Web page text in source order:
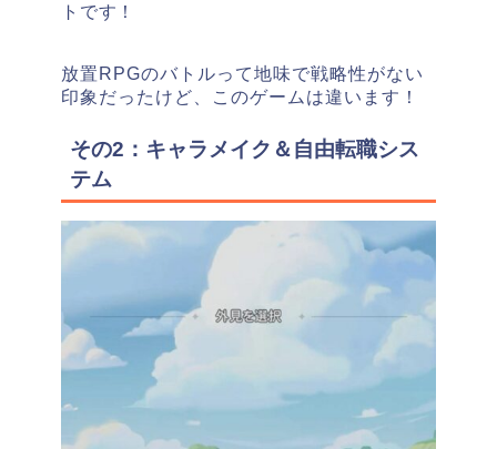
トです！
放置RPGのバトルって地味で戦略性がない
印象だったけど、このゲームは違います！
その2：キャラメイク＆自由転職シス
テム